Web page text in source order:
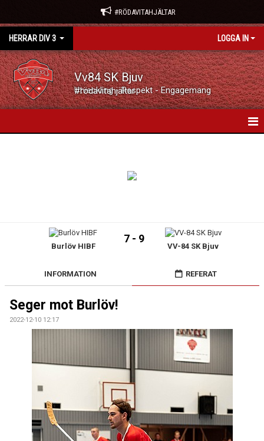
#RÖDAVITAHJÄLTAR
HERRAR DIV 3 LOGGA IN
Vv84 SK Bjuv
Utveckling - Respekt - Engagemang #rödavitahjältar
BILDGALLERI
KONTAKT
Burlöv HIBF
7 - 9
VV-84 SK Bjuv
INFORMATION REFERAT
Seger mot Burlöv!
2022-12-10 12:17